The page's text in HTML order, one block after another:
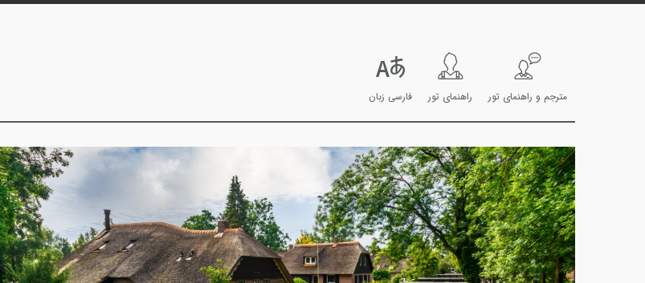
مترجم و راهنمای تور راهنمای تور فارسی زبان